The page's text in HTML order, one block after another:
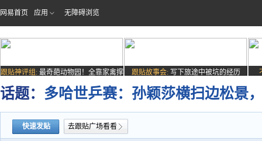
网易首页 应用 无障碍浏览
跟贴神评组: 最奇葩动物园！全靠家禽撑
场子
跟贴故事会: 写下旅途中被坑的经历
话题： 多哈世乒赛：孙颖莎横扫边松景
快速发贴 去跟贴广场看看